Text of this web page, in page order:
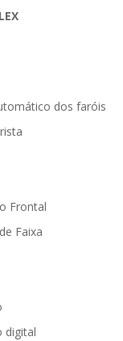
dos faróis
Frontal
Faixa
digital